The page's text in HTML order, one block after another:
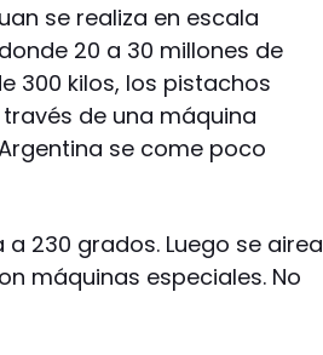
se realiza en escala
20 a 30 millones de
300 kilos, los pistachos
de una máquina
se come poco
230 grados. Luego se airea
máquinas especiales. No